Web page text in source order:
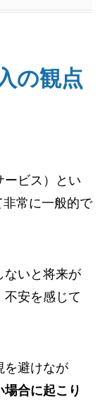
の観点
ービス）とい
常に一般的で
ないと将来が
安を感じて
を避けなが
合に起こり